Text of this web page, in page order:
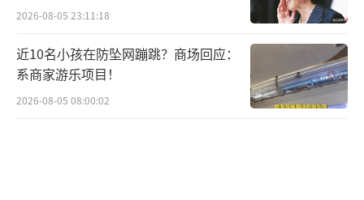
2026-08-05 23:11:18
近10名小孩在防坠网蹦跳？商场回应：
系商家游乐项目！
2026-08-05 08:00:02